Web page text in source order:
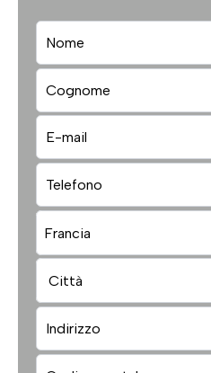
Francia
Città